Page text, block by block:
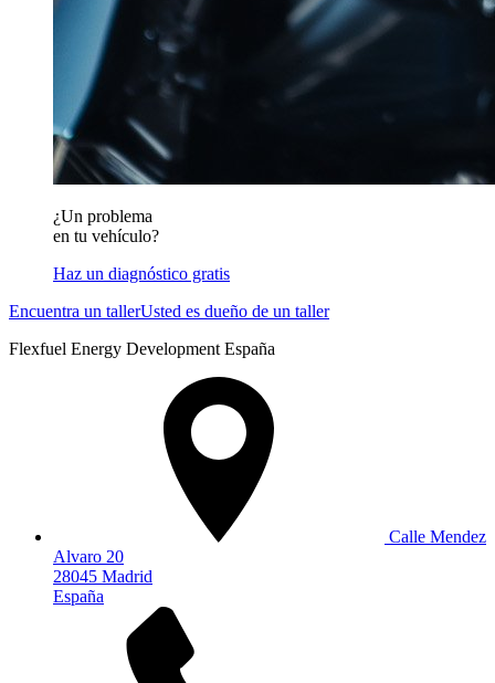
¿Un problema
en tu vehículo?
Haz un diagnóstico gratis
Encuentra un tallerUsted es dueño de un taller
Flexfuel Energy Development España
Calle Mendez
Alvaro 20
28045 Madrid
España